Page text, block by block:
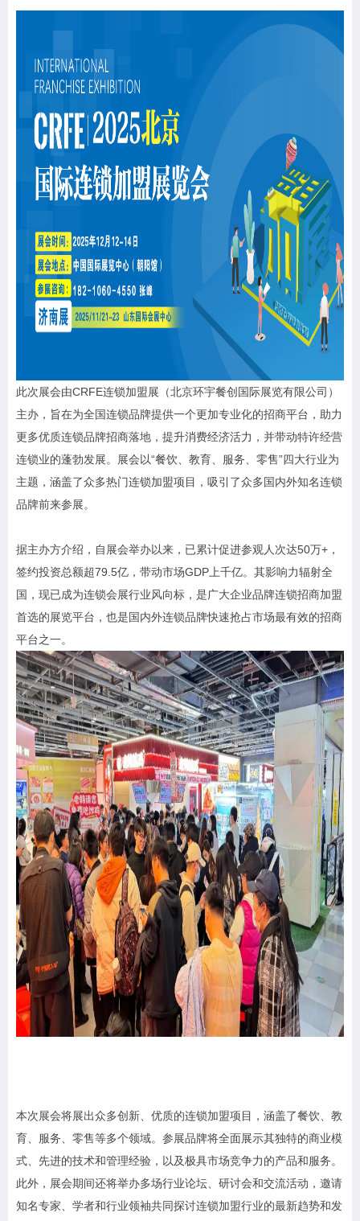
此次展会由CRFE连锁加盟展（北京环宇餐创国际展览有限公司）
主办，旨在为全国连锁品牌提供一个更加专业化的招商平台，助力
更多优质连锁品牌招商落地，提升消费经济活力，并带动特许经营
连锁业的蓬勃发展。展会以“餐饮、教育、服务、零售”四大行业为
主题，涵盖了众多热门连锁加盟项目，吸引了众多国内外知名连锁
品牌前来参展。
据主办方介绍，自展会举办以来，已累计促进参观人次达50万+，
签约投资总额超79.5亿，带动市场GDP上千亿。其影响力辐射全
国，现已成为连锁会展行业风向标，是广大企业品牌连锁招商加盟
首选的展览平台，也是国内外连锁品牌快速抢占市场最有效的招商
平台之一。
本次展会将展出众多创新、优质的连锁加盟项目，涵盖了餐饮、教
育、服务、零售等多个领域。参展品牌将全面展示其独特的商业模
式、先进的技术和管理经验，以及极具市场竞争力的产品和服务。
此外，展会期间还将举办多场行业论坛、研讨会和交流活动，邀请
知名专家、学者和行业领袖共同探讨连锁加盟行业的最新趋势和发